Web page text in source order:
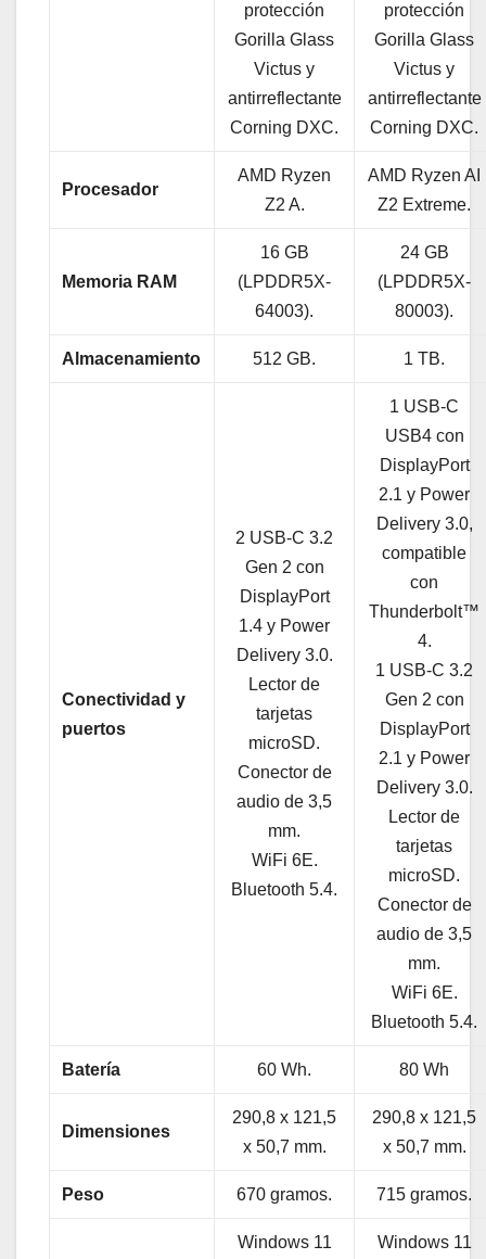
protección
Gorilla Glass
Victus y
antirreflectante
Corning DXC.
protección
Gorilla Glass
Victus y
antirreflectante
Corning DXC.
Procesador
AMD Ryzen
Z2 A.
AMD Ryzen AI
Z2 Extreme.
Memoria RAM
16 GB
(LPDDR5X-
64003).
24 GB
(LPDDR5X-
80003).
Almacenamiento 512 GB. 1 TB.
Conectividad y
puertos
2 USB-C 3.2
Gen 2 con
DisplayPort
1.4 y Power
Delivery 3.0.
Lector de
tarjetas
microSD.
Conector de
audio de 3,5
mm.
WiFi 6E.
Bluetooth 5.4.
1 USB-C
USB4 con
DisplayPort
2.1 y Power
Delivery 3.0,
compatible
con
Thunderbolt™
4.
1 USB-C 3.2
Gen 2 con
DisplayPort
2.1 y Power
Delivery 3.0.
Lector de
tarjetas
microSD.
Conector de
audio de 3,5
mm.
WiFi 6E.
Bluetooth 5.4.
Batería 60 Wh. 80 Wh
Dimensiones
290,8 x 121,5
x 50,7 mm.
290,8 x 121,5
x 50,7 mm.
Peso 670 gramos. 715 gramos.
Windows 11
Windows 11